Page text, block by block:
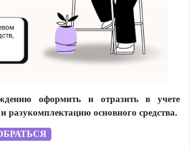
оформить и отразить в учете
основного средства.